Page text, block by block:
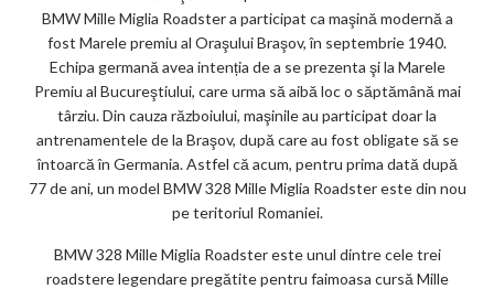
BMW Mille Miglia Roadster a participat ca maşină modernă a
fost Marele premiu al Oraşului Braşov, în septembrie 1940.
Echipa germană avea intenția de a se prezenta şi la Marele
Premiu al Bucureştiului, care urma să aibă loc o săptămână mai
târziu. Din cauza războiului, maşinile au participat doar la
antrenamentele de la Braşov, după care au fost obligate să se
întoarcă în Germania. Astfel că acum, pentru prima dată după
77 de ani, un model BMW 328 Mille Miglia Roadster este din nou
pe teritoriul Romaniei.
BMW 328 Mille Miglia Roadster este unul dintre cele trei
roadstere legendare pregătite pentru faimoasa cursă Mille